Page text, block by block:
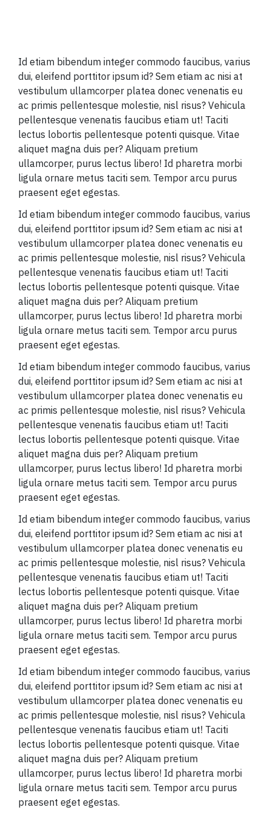
Id etiam bibendum integer commodo faucibus, varius
dui, eleifend porttitor ipsum id? Sem etiam ac nisi at
vestibulum ullamcorper platea donec venenatis eu
ac primis pellentesque molestie, nisl risus? Vehicula
pellentesque venenatis faucibus etiam ut! Taciti
lectus lobortis pellentesque potenti quisque. Vitae
aliquet magna duis per? Aliquam pretium
ullamcorper, purus lectus libero! Id pharetra morbi
ligula ornare metus taciti sem. Tempor arcu purus
praesent eget egestas.
Id etiam bibendum integer commodo faucibus, varius
dui, eleifend porttitor ipsum id? Sem etiam ac nisi at
vestibulum ullamcorper platea donec venenatis eu
ac primis pellentesque molestie, nisl risus? Vehicula
pellentesque venenatis faucibus etiam ut! Taciti
lectus lobortis pellentesque potenti quisque. Vitae
aliquet magna duis per? Aliquam pretium
ullamcorper, purus lectus libero! Id pharetra morbi
ligula ornare metus taciti sem. Tempor arcu purus
praesent eget egestas.
Id etiam bibendum integer commodo faucibus, varius
dui, eleifend porttitor ipsum id? Sem etiam ac nisi at
vestibulum ullamcorper platea donec venenatis eu
ac primis pellentesque molestie, nisl risus? Vehicula
pellentesque venenatis faucibus etiam ut! Taciti
lectus lobortis pellentesque potenti quisque. Vitae
aliquet magna duis per? Aliquam pretium
ullamcorper, purus lectus libero! Id pharetra morbi
ligula ornare metus taciti sem. Tempor arcu purus
praesent eget egestas.
Id etiam bibendum integer commodo faucibus, varius
dui, eleifend porttitor ipsum id? Sem etiam ac nisi at
vestibulum ullamcorper platea donec venenatis eu
ac primis pellentesque molestie, nisl risus? Vehicula
pellentesque venenatis faucibus etiam ut! Taciti
lectus lobortis pellentesque potenti quisque. Vitae
aliquet magna duis per? Aliquam pretium
ullamcorper, purus lectus libero! Id pharetra morbi
ligula ornare metus taciti sem. Tempor arcu purus
praesent eget egestas.
Id etiam bibendum integer commodo faucibus, varius
dui, eleifend porttitor ipsum id? Sem etiam ac nisi at
vestibulum ullamcorper platea donec venenatis eu
ac primis pellentesque molestie, nisl risus? Vehicula
pellentesque venenatis faucibus etiam ut! Taciti
lectus lobortis pellentesque potenti quisque. Vitae
aliquet magna duis per? Aliquam pretium
ullamcorper, purus lectus libero! Id pharetra morbi
ligula ornare metus taciti sem. Tempor arcu purus
praesent eget egestas.